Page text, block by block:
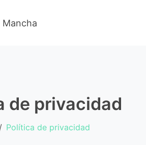
de privacidad
Política de privacidad